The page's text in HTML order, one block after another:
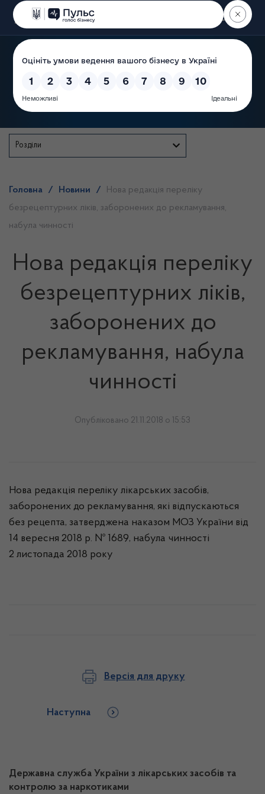
Пошук
Розділи
Головна / Новини /
Нова редакція переліку
безрецептурних ліків, заборонених до рекламування,
набула чинності
Нова редакція переліку
безрецептурних ліків,
заборонених до
рекламування, набула
чинності
Опубліковано 21.11.2018 о 15:53
Нова редакція переліку лікарських засобів,
заборонених до рекламування, які відпускаються
без рецепта, затверджена наказом МОЗ Украї­ни від
14 вересня 2018 р. № 1689, набула чинності
2 листопада 2018 року
Версія для друку
Наступна
Державна служба України з лікарських засобів та
контролю за наркотиками